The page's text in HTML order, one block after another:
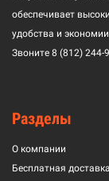
обеспечивает
удобства и
Звоните 8 (812) 244-
Разделы
О компании
Бесплатная доставка